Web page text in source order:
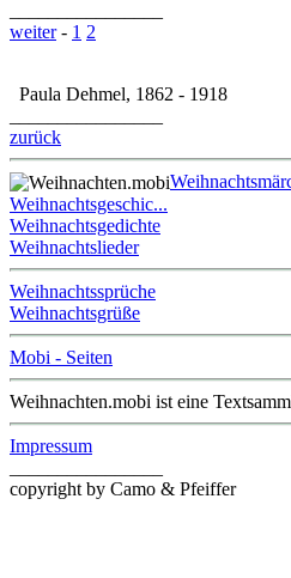
weiter- 1 2
Paula Dehmel, 1862 - 1918
zurück
Weihnachtsgeschic...
Weihnachtsgedichte
Weihnachtslieder
Weihnachtssprüche
Weihnachtsgrüße
Mobi - Seiten
Weihnachten.mobi ist eine
Impressum
copyright by Camo & Pfeiffer